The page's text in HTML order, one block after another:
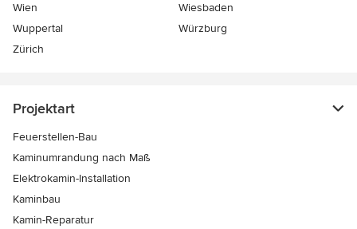
Wien
Wiesbaden
Wuppertal
Würzburg
Zürich
Projektart
Feuerstellen-Bau
Kaminumrandung nach Maß
Elektrokamin-Installation
Kaminbau
Kamin-Reparatur